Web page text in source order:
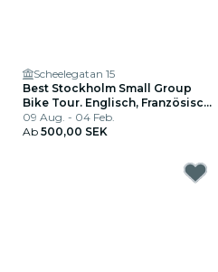
Scheelegatan 15
Best Stockholm Small Group
Bike Tour. Englisch, Französisch
oder Spanisch!
09 Aug. - 04 Feb.
Ab 500,00 SEK